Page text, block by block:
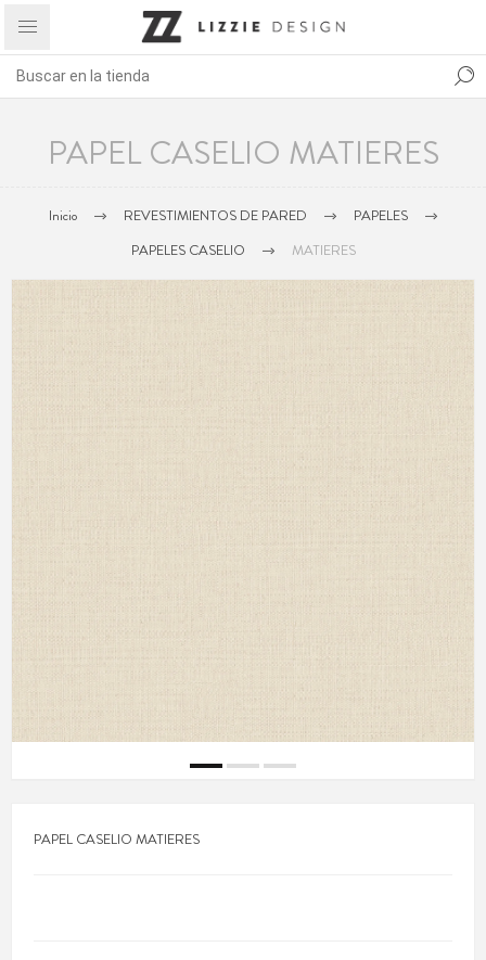
PAPEL CASELIO MATIERES
Inicio REVESTIMIENTOS DE PARED
PAPELES
PAPELES CASELIO
MATIERES
PAPEL CASELIO MATIERES